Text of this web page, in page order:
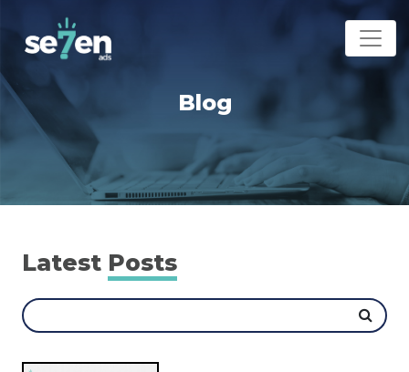
Blog
Latest Posts